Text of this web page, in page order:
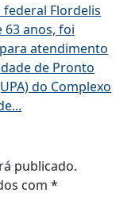
federal Flordelis
63 anos, foi
atendimento
de Pronto
do Complexo
publicado.
com *